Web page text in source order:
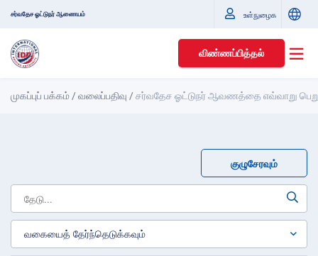
சர்வதேச ஓட்டுநர் ஆணையம் உள்நுழைக
விண்ணப்பித்தல்
முகப்புப் பக்கம் /வலைப்பதிவு /சர்வதேச ஓட்டுநர் ஆவணத்தை எவ்வாறு
குழுசேரவும்